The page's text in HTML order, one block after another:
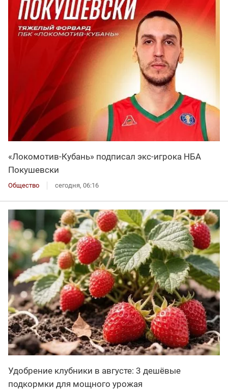
«Локомотив-Кубань» подписал экс-игрока НБА
Покушевски
Общество сегодня, 06:16
Удобрение клубники в августе: 3 дешёвые
подкормки для мощного урожая